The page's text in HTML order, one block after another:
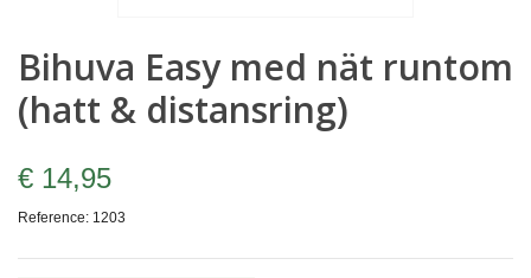
Bihuva Easy med nät runtom
(hatt & distansring)
€ 14,95
Reference: 1203